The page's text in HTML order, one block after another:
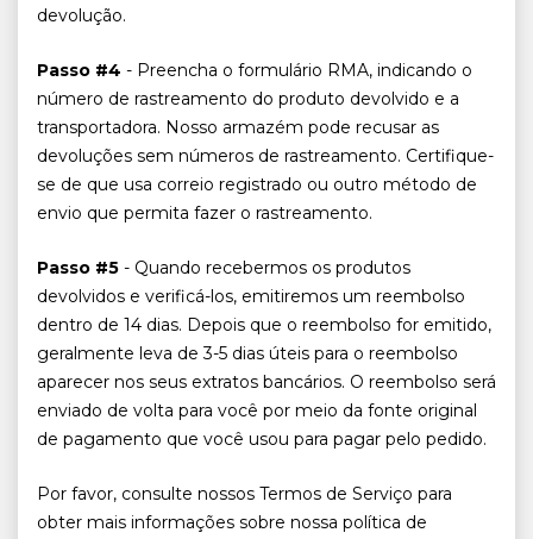
devolução.
Passo #4 - Preencha o formulário RMA, indicando o
número de rastreamento do produto devolvido e a
transportadora. Nosso armazém pode recusar as
devoluções sem números de rastreamento. Certifique-
se de que usa correio registrado ou outro método de
envio que permita fazer o rastreamento.
Passo #5 - Quando recebermos os produtos
devolvidos e verificá-los, emitiremos um reembolso
dentro de 14 dias. Depois que o reembolso for emitido,
geralmente leva de 3-5 dias úteis para o reembolso
aparecer nos seus extratos bancários. O reembolso será
enviado de volta para você por meio da fonte original
de pagamento que você usou para pagar pelo pedido.
Por favor, consulte nossos Termos de Serviço para
obter mais informações sobre nossa política de